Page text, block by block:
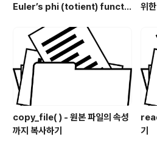
Euler’s phi (totient) functi
위
copy_file( ) - 원본 파일의 속성
까지 복사하기
기